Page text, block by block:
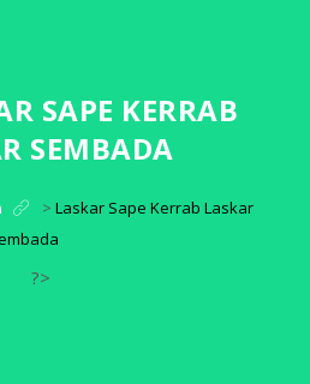
SAPE KERRAB
SEMBADA
> Laskar Sape Kerrab Laskar
?>